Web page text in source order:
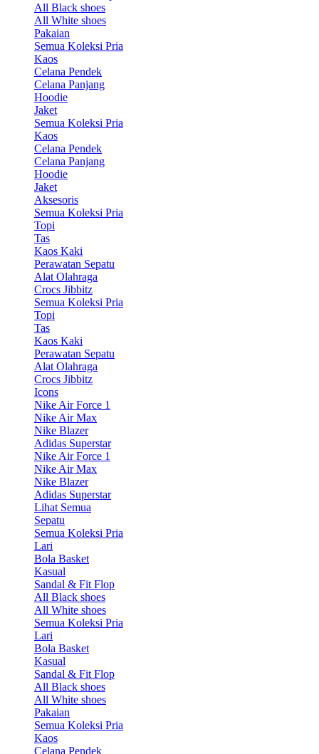
All Black shoes
All White shoes
Pakaian
Semua Koleksi Pria
Kaos
Celana Pendek
Celana Panjang
Hoodie
Jaket
Semua Koleksi Pria
Kaos
Celana Pendek
Celana Panjang
Hoodie
Jaket
Aksesoris
Semua Koleksi Pria
Topi
Tas
Kaos Kaki
Perawatan Sepatu
Alat Olahraga
Crocs Jibbitz
Semua Koleksi Pria
Topi
Tas
Kaos Kaki
Perawatan Sepatu
Alat Olahraga
Crocs Jibbitz
Icons
Nike Air Force 1
Nike Air Max
Nike Blazer
Adidas Superstar
Nike Air Force 1
Nike Air Max
Nike Blazer
Adidas Superstar
Lihat Semua
Sepatu
Semua Koleksi Pria
Lari
Bola Basket
Kasual
Sandal & Fit Flop
All Black shoes
All White shoes
Semua Koleksi Pria
Lari
Bola Basket
Kasual
Sandal & Fit Flop
All Black shoes
All White shoes
Pakaian
Semua Koleksi Pria
Kaos
Celana Pendek